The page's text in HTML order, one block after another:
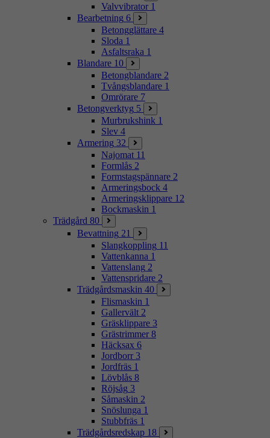
Valvvibrator 1
Bearbetning 6
Betongglättare 4
Sloda 1
Asfaltsraka 1
Blandare 10
Betongblandare 2
Tvångsblandare 1
Omrörare 7
Betongverktyg 5
Murbrukshink 1
Slev 4
Armering 32
Najomat 11
Formlås 2
Formstagspännare 2
Armeringsbock 4
Armeringsklippare 12
Bockmaskin 1
Trädgård 80
Bevattning 21
Slangkoppling 11
Vattenkanna 1
Vattenslang 2
Vattenspridare 2
Trädgårdsmaskin 40
Flismaskin 1
Gallervält 2
Gräsklippare 3
Grästrimmer 8
Häcksax 6
Jordborr 3
Jordfräs 1
Lövblås 8
Röjsåg 3
Såmaskin 2
Snöslunga 1
Stubbfräs 1
Trädgårdsredskap 18